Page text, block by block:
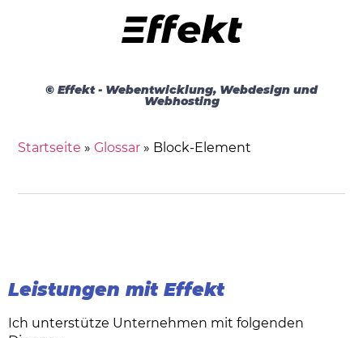
© Effekt - Webentwicklung, Webdesign und
Webhosting
Startseite »Glossar » Block-Element
Leistungen mit Effekt
Ich unterstütze Unternehmen mit folgenden